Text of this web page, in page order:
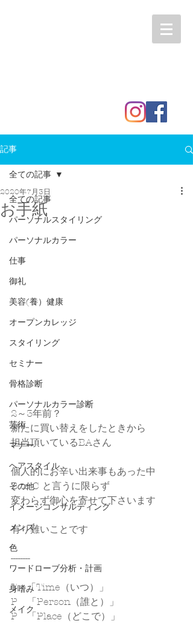
記事
全ての記事
パーソナルスタイリング
パーソナルカラー
仕事
御礼
美容(養）健康
オープンカレッジ
スタイリング
セミナー
骨格診断
パーソナルカラー診断
芸術
マナー
ヘアスタイル
その他
イメージコンサルティング
メンズ
色
ワードローブ分析・計画
身嗜み
メイク
全ての記事
お手紙
2020年7月3日
2～3年前？
新たに買い替えをしたときから
担当頂いているBAさん
個人的にお辛い出来事もあった中
B to C と言うに限らず
変わらず御心を寄せて下さいます
有り難いことです
--------
T　「Time（いつ）」
P　「Person（誰と）」
P　「Place（どこで）」